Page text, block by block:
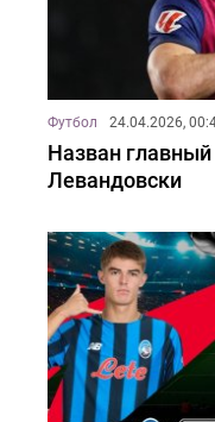
Футбол 24.04.2026,
Назван главный
Левандовски